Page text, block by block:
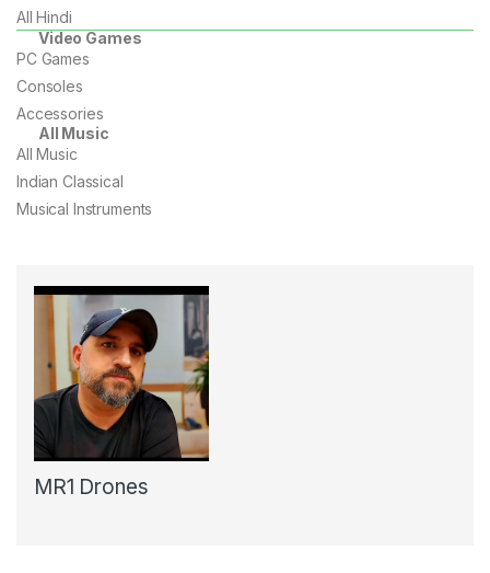
All Hindi
Video Games
PC Games
Consoles
Accessories
All Music
All Music
Indian Classical
Musical Instruments
MR1 Drones